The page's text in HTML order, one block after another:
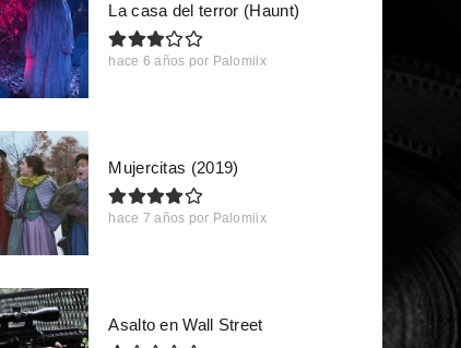
La casa del terror (Haunt)
hace 6 años por Palomiix
Mujercitas (2019)
hace 7 años por Palomiix
Asalto en Wall Street